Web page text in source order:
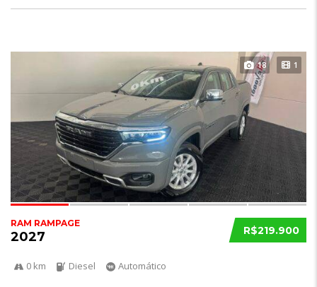
18 1
R$219.900
RAM RAMPAGE
2027
0 km Diesel Automático